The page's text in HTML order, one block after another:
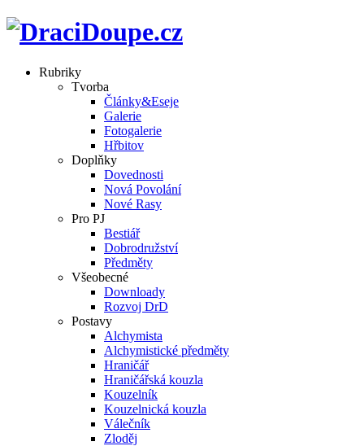
Rubriky
Tvorba
Články&Eseje
Galerie
Fotogalerie
Hřbitov
Doplňky
Dovednosti
Nová Povolání
Nové Rasy
Pro PJ
Bestiář
Dobrodružství
Předměty
Všeobecné
Downloady
Rozvoj DrD
Postavy
Alchymista
Alchymistické předměty
Hraničář
Hraničářská kouzla
Kouzelník
Kouzelnická kouzla
Válečník
Zloděj